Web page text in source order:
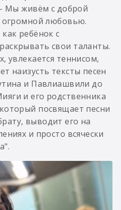
Мы живём с доброй
огромной любовью.
ребёнок с
свои таланты.
увлекается теннисом,
наизусть тексты песен
и Павлиашвили до
и его родственника
посвящает песни
выводит его на
и просто всячески